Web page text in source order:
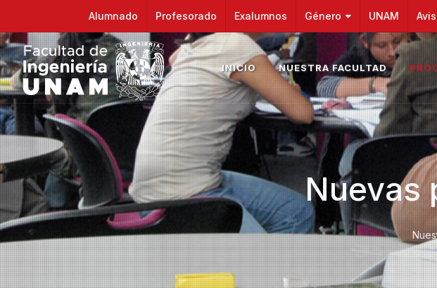
Alumnado Profesorado Exalumnos Género UNAM
INICIO NUESTRA FACULTAD
Nuevas